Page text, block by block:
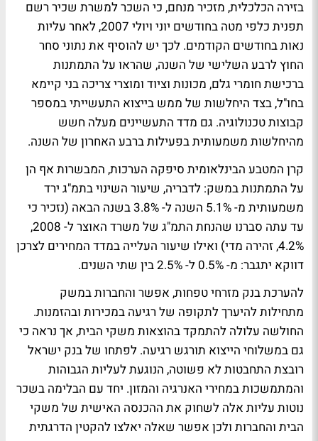
בזירה הכלכלית, מזכיר מנחם, כי השכר למשרת שכיר רשם
תפנית כלפי מטה בחודשים יוני ויולי 2007, לאחר עליות
נאות בחודשים הקודמים. לכך יש להוסיף את נתוני סחר
החוץ לרבע השלישי של השנה, שהראו על התמתנות
ברכישת חומרי גלם, מכונות וציוד ומוצרי צריכה בני קיימא
בחו"ל, בצד היחלשות של ממש בייצוא התעשייתי במספר
קבוצות טכנולוגיה. גם מדד התעשיינים מעלה חשש
מהיחלשות משמעותית בפעילות ברבע האחרון של השנה.
קרן המטבע הבינלאומית סיפקה הערכות, המבשרות אף הן
על התמתנות במשק: לדבריה, שיעור השינוי בתמ"ג ירד
משמעותית מ- 5.1% השנה ל- 3.8% בשנה הבאה (נזכיר כי
עד עתה סברנו שהנחת התמ"ג של משרד האוצר ל- 2008,
4.2%, זהירה מדי) ואילו שיעור העלייה במדד המחירים לצרכן
דווקא יתגבר: מ- 0.5% ל- 2.5% בין שתי השנים.
להערכת בנק מזרחי טפחות, אפשר והחברות במשק
מתחילות להיערך לתקופה של רגיעה במכירות ובהזמנות.
החולשה עלולה להתמקד בהוצאות משקי הבית, אך נראה כי
גם במשלוחי הייצוא תורגש רגיעה. לפתחו של בנק ישראל
רובצת התחבטות לא פשוטה, הנוגעת לעליות הגבוהות
והמתמשכות במחירי האנרגיה והמזון. יחד עם הבלימה בשכר
נוטות עליות אלה לשחוק את ההכנסה האישית של משקי
הבית והחברות ולכן אפשר שאלה יאלצו להקטין הדרגתית